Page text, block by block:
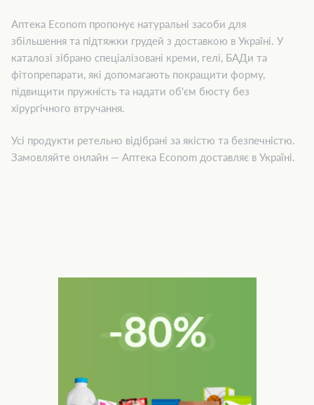
Аптека Econom пропонує натуральні засоби для
збільшення та підтяжки грудей з доставкою в Україні. У
каталозі зібрано спеціалізовані креми, гелі, БАДи та
фітопрепарати, які допомагають покращити форму,
підвищити пружність та надати об'єм бюсту без
хірургічного втручання.
Усі продукти ретельно відібрані за якістю та безпечністю.
Замовляйте онлайн — Аптека Econom доставляє в Україні.